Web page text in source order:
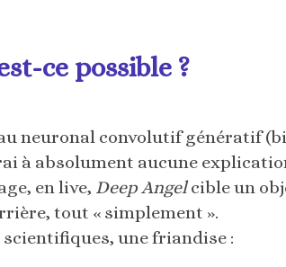
ce possible ?
neuronal convolutif génératif
à absolument aucune
en live, Deep Angelcible un
tout « simplement ».
une friandise :